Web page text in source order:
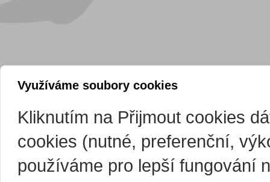
Využíváme soubory cookies
Kliknutím na Přijmout cookies
cookies (nutné, preferenční,
používáme pro lepší fungování